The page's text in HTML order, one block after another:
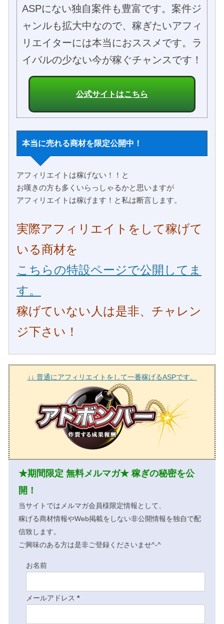
ASPにない独自案件も豊富です。案件ジ
ャンルも拡大中なので、稼ぎたいアフィ
リエイターには本当におススメです。ラ
イバルの少ない今が稼ぐチャンスです！
公式サイトはこちら
本当に売れる商材を限定公開中！
アフィリエイトは稼げない！！と
お嘆きの方も多くいらっしゃるかと思いますが
アフィリエイトは稼げます！と私は断言します。
実際アフィリエイトをして稼げて
いる商材を
こちらの特設ページで公開してま
す。
稼げていない人は是非、チャレン
ジ下さい！
↓↓ 普通にアフィリエイトをして一番稼げるASPです。
★期間限定 無料メルマガ★ 稼ぎの秘密を公
開！
当サイトではメルマガ会員様限定情報として、
稼げる商材情報やWeb掲載をしない非公開情報を独自で配
信致します。
ご興味のある方は是非ご登録くださいませ^-^
お名前
メールアドレス *